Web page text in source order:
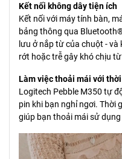
Kết nối không dây tiện ích
Kết nối với máy tính bàn,
bảng thông qua
lưu ở nắp từ của chuột - và
rớt hoặc trễ gây khó chịu
Làm việc thoải mái với
Logitech Pebble M350 tự
pin khi bạn nghỉ ngơi. Thời
giúp bạn thoải mái sử